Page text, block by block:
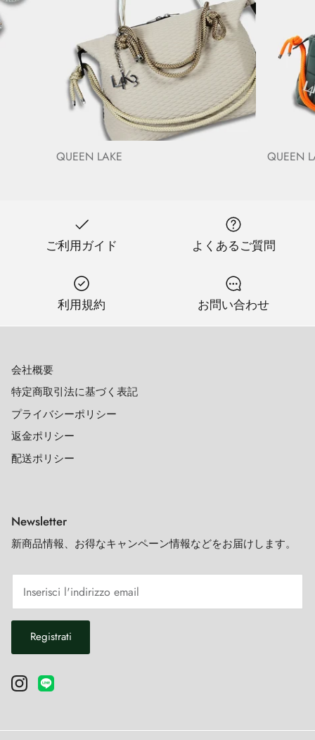
QUEEN LAKE QUEEN
ご利用ガイド よくあるご質問
利用規約 お問い合わせ
会社概要
特定商取引法に基づく表記
プライバシーポリシー
返金ポリシー
配送ポリシー
Newsletter
新商品情報、お得なキャンペーン情報などをお届けします。
Registrati